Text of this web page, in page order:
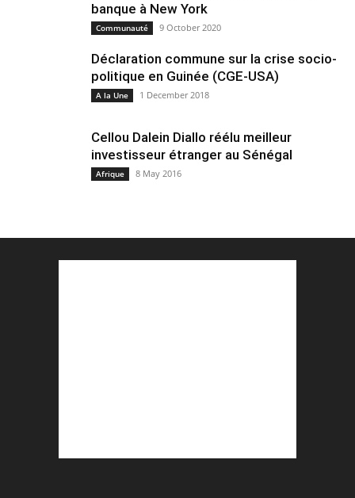
banque à New York
Communauté 9 October 2020
Déclaration commune sur la crise socio-
politique en Guinée (CGE-USA)
A la Une 1 December 2018
Cellou Dalein Diallo réélu meilleur
investisseur étranger au Sénégal
Afrique 8 May 2016